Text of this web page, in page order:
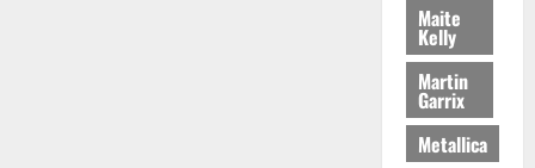
Maite
Kelly
Martin
Garrix
Metallica